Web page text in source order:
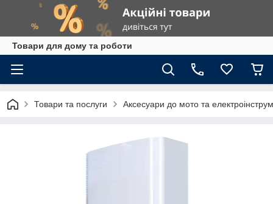
Товари для дому та роботи
Товари та послуги Аксесуари до мото та